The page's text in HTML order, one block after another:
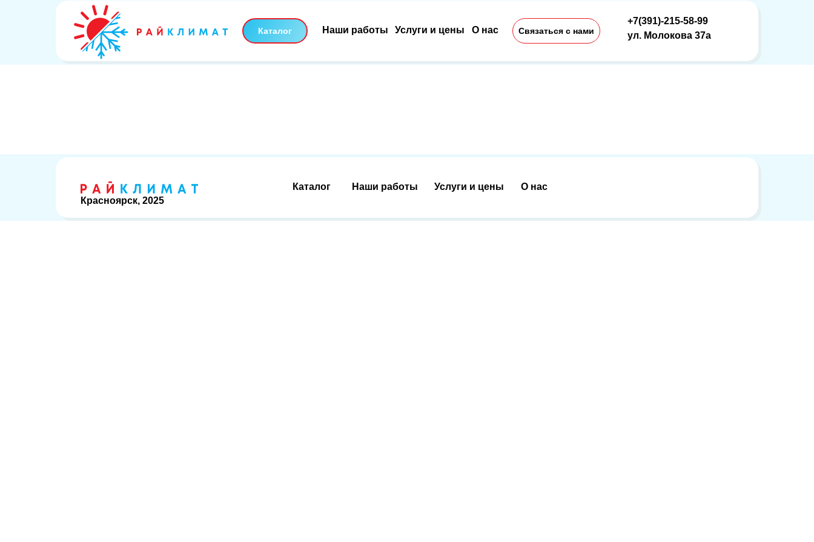
+7(391)-215-58-99
ул. Молокова 37а
Связаться с нами
Услуги и цены
Наши работы
Каталог О нас
Услуги и цены
Наши работы
Каталог
О нас
Красноярск, 2025